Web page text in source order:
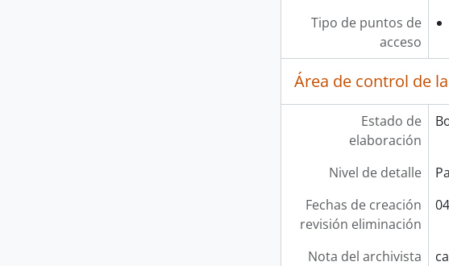
Tipo de puntos de
acceso
Área de control de
Estado de
elaboración
Nivel de detalle
Fechas de creación
revisión eliminación
Nota del archivista